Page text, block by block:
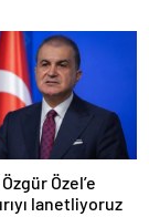
Özel’e
lanetliyoruz